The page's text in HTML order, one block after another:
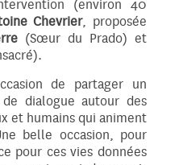
(environ 40
Chevrier, proposée
(Sœur du Prado) et
de partager un
dialogue autour des
et humains qui animent
belle occasion, pour
pour ces vies données